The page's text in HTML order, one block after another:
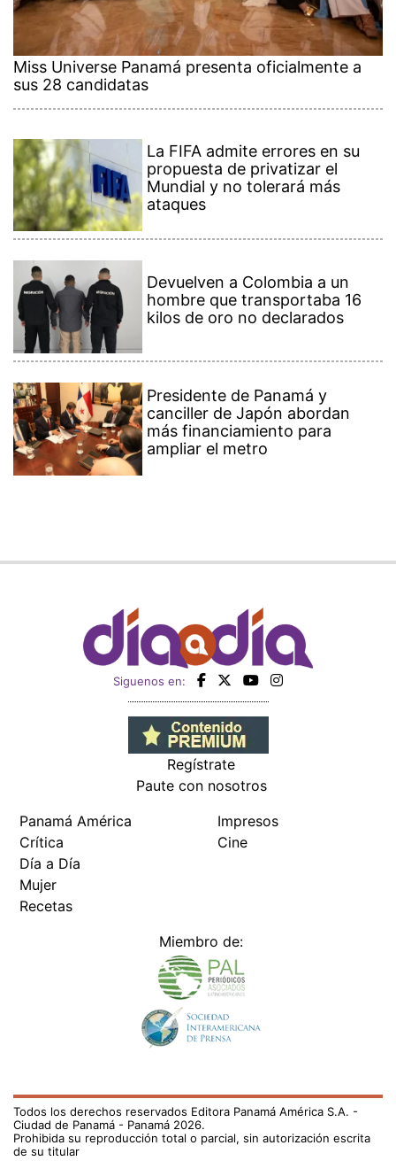
Miss Universe Panamá presenta oficialmente a
sus 28 candidatas
La FIFA admite errores en su
propuesta de privatizar el
Mundial y no tolerará más
ataques
Devuelven a Colombia a un
hombre que transportaba 16
kilos de oro no declarados
Presidente de Panamá y
canciller de Japón abordan
más financiamiento para
ampliar el metro
Siguenos en:
Regístrate
Paute con nosotros
Panamá América
Crítica
Día a Día
Mujer
Recetas
Impresos
Cine
Miembro de:
Todos los derechos reservados Editora Panamá América S.A. -
Ciudad de Panamá - Panamá 2026.
Prohibida su reproducción total o parcial, sin autorización escrita
de su titular